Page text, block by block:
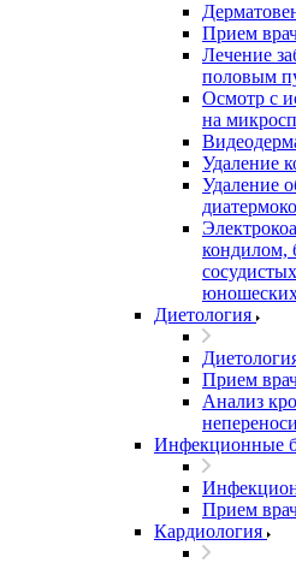
Прием
Лечение
половым
Осмотр с
на
Удаление
Удаление
кондилом,
Диетология
Прием
Анализ
Инфекционные
Прием
Кардиология